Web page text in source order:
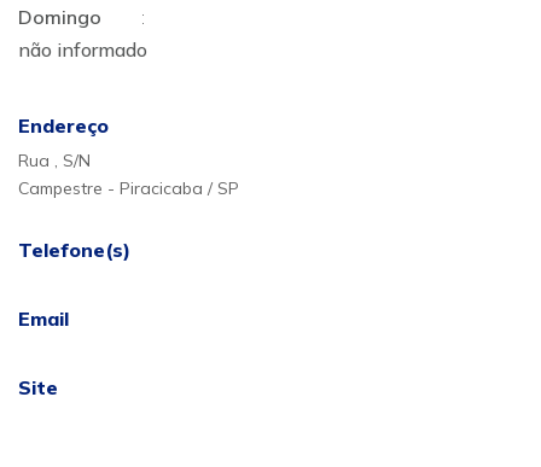
Domingo
:
não informado
Endereço
Rua , S/N
Campestre - Piracicaba / SP
Telefone(s)
Email
Site